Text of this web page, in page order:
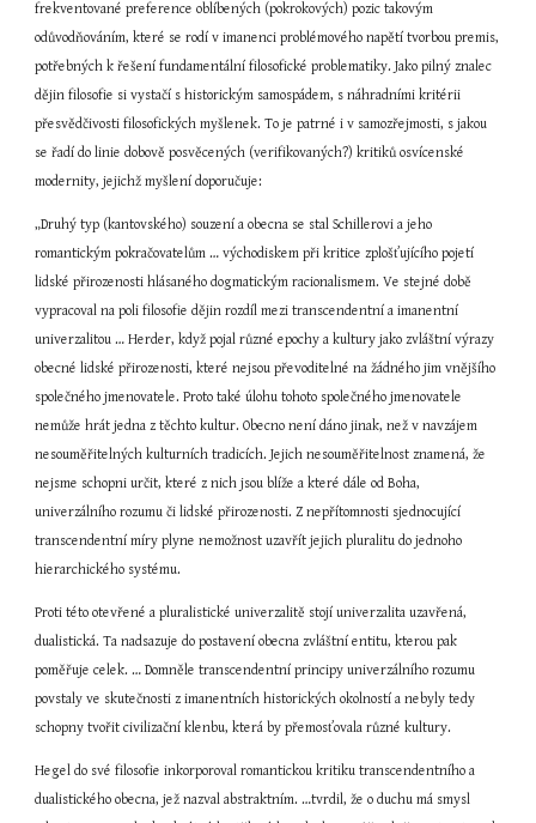
frekventované preference oblíbených (pokrokových) pozic takovým
odůvodňováním, které se rodí v imanenci problémového napětí tvorbou premis,
potřebných k řešení fundamentální filosofické problematiky. Jako pilný znalec
dějin filosofie si vystačí s historickým samospádem, s náhradními kritérii
přesvědčivosti filosofických myšlenek. To je patrné i v samozřejmosti, s jakou
se řadí do linie dobově posvěcených (verifikovaných?) kritiků osvícenské
modernity, jejichž myšlení doporučuje:
„Druhý typ (kantovského) souzení a obecna se stal Schillerovi a jeho
romantickým pokračovatelům … východiskem při kritice zplošťujícího pojetí
lidské přirozenosti hlásaného dogmatickým racionalismem. Ve stejné době
vypracoval na poli filosofie dějin rozdíl mezi transcendentní a imanentní
univerzalitou … Herder, když pojal různé epochy a kultury jako zvláštní výrazy
obecné lidské přirozenosti, které nejsou převoditelné na žádného jim vnějšího
společného jmenovatele. Proto také úlohu tohoto společného jmenovatele
nemůže hrát jedna z těchto kultur. Obecno není dáno jinak, než v navzájem
nesouměřitelných kulturních tradicích. Jejich nesouměřitelnost znamená, že
nejsme schopni určit, které z nich jsou blíže a které dále od Boha,
univerzálního rozumu či lidské přirozenosti. Z nepřítomnosti sjednocující
transcendentní míry plyne nemožnost uzavřít jejich pluralitu do jednoho
hierarchického systému.
Proti této otevřené a pluralistické univerzalitě stojí univerzalita uzavřená,
dualistická. Ta nadsazuje do postavení obecna zvláštní entitu, kterou pak
poměřuje celek. … Domněle transcendentní principy univerzálního rozumu
povstaly ve skutečnosti z imanentních historických okolností a nebyly tedy
schopny tvořit civilizační klenbu, která by přemosťovala různé kultury.
Hegel do své filosofie inkorporoval romantickou kritiku transcendentního a
dualistického obecna, jež nazval abstraktním. …tvrdil, že o duchu má smysl